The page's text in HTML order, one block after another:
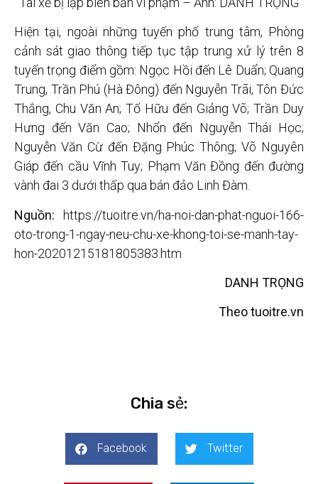
Hiện tại, ngoài những tuyến phố trung tâm, Phòng
cảnh sát giao thông tiếp tục tập trung xử lý trên 8
tuyến trọng điểm gồm: Ngọc Hồi đến Lê Duẩn; Quang
Trung, Trần Phú (Hà Đông) đến Nguyễn Trãi, Tôn Đức
Thắng, Chu Văn An; Tố Hữu đến Giảng Võ; Trần Duy
Hưng đến Văn Cao; Nhổn đến Nguyễn Thái Học;
Nguyễn Văn Cừ đến Đặng Phúc Thông; Võ Nguyên
Giáp đến cầu Vĩnh Tuy; Phạm Văn Đồng đến đường
vành đai 3 dưới thấp qua bán đảo Linh Đàm.
Nguồn: https://tuoitre.vn/ha-noi-dan-phat-nguoi-166-
oto-trong-1-ngay-neu-chu-xe-khong-toi-se-manh-tay-
hon-20201215181805383.htm
DANH TRỌNG
Theo tuoitre.vn
Chia sẻ:
Facebook Twitter